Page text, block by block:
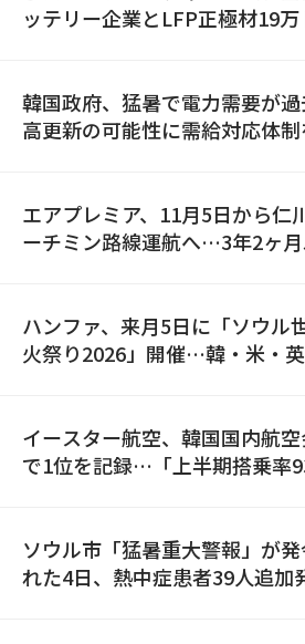
ッテリー企業とLFP正極材19万
韓国政府、猛暑で電力需要が
高更新の可能性に需給対応体制
エアプレミア、11月5日から仁
ーチミン路線運航へ…3年2ヶ
ハンファ、来月5日に「ソウル
火祭り2026」開催…韓・米・
イースター航空、韓国国内航
で1位を記録…「上半期搭乗率
ソウル市「猛暑重大警報」が発
れた4日、熱中症患者39人追加